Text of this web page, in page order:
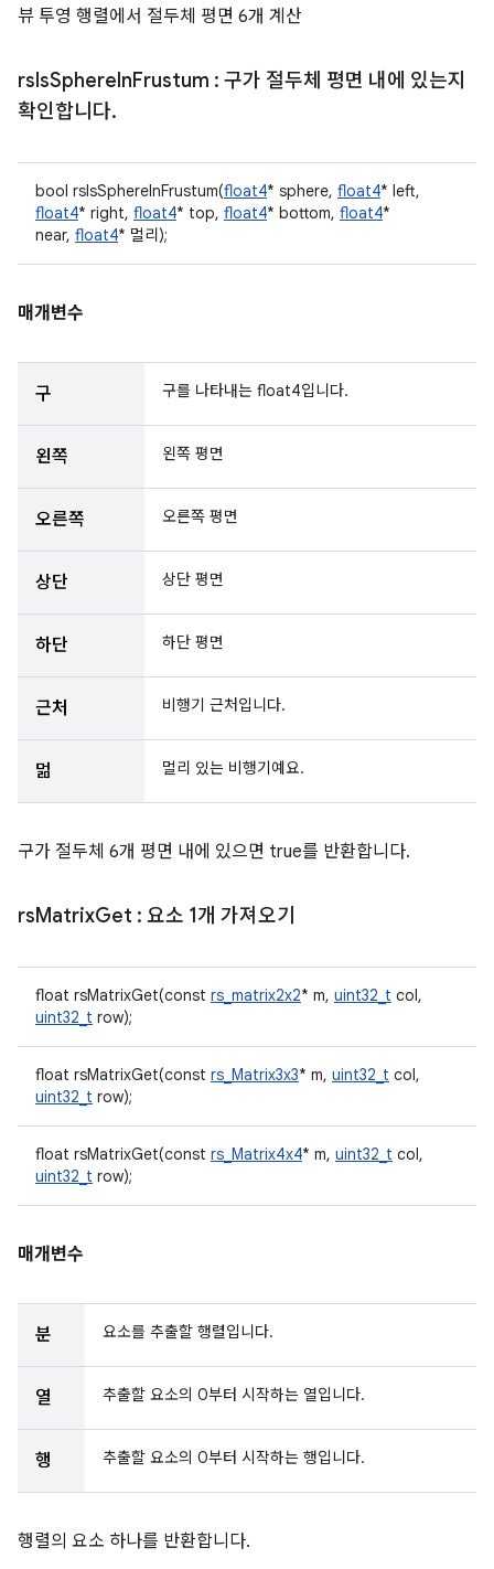
뷰 투영 행렬에서 절두체 평면 6개 계산
rs IsSphere InFrustum : 구가 절두체 평면 내에 있는지
확인합니다.
bool rsIsSphereInFrustum(float4* sphere, float4* left,
float4* right, float4* top, float4* bottom, float4*
near, float4* 멀리);
매개변수
구 구를 나타내는 float4입니다.
왼쪽 왼쪽 평면
오른쪽 오른쪽 평면
상단 상단 평면
하단 하단 평면
근처 비행기 근처입니다.
멂 멀리 있는 비행기예요.
구가 절두체 6개 평면 내에 있으면 true를 반환합니다.
rsMatrixGet : 요소 1개 가져오기
float rsMatrixGet(const rs_matrix2x2* m, uint32_t col,
uint32_t row);
float rsMatrixGet(const rs_Matrix3x3* m, uint32_t col,
uint32_t row);
float rsMatrixGet(const rs_Matrix4x4* m, uint32_t col,
uint32_t row);
매개변수
분 요소를 추출할 행렬입니다.
열 추출할 요소의 0부터 시작하는 열입니다.
행 추출할 요소의 0부터 시작하는 행입니다.
행렬의 요소 하나를 반환합니다.